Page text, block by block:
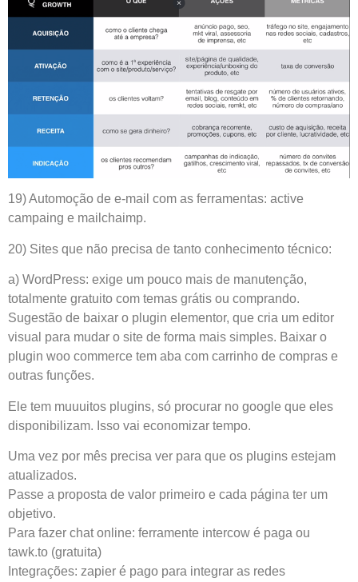
19) Automoção de e-mail com as ferramentas: active
campaing e mailchaimp.
20) Sites que não precisa de tanto conhecimento técnico:
a) WordPress: exige um pouco mais de manutenção,
totalmente gratuito com temas grátis ou comprando.
Sugestão de baixar o plugin elementor, que cria um editor
visual para mudar o site de forma mais simples. Baixar o
plugin woo commerce tem aba com carrinho de compras e
outras funções.
Ele tem muuuitos plugins, só procurar no google que eles
disponibilizam. Isso vai economizar tempo.
Uma vez por mês precisa ver para que os plugins estejam
atualizados.
Passe a proposta de valor primeiro e cada página ter um
objetivo.
Para fazer chat online: ferramente intercow é paga ou
tawk.to (gratuita)
Integrações: zapier é pago para integrar as redes